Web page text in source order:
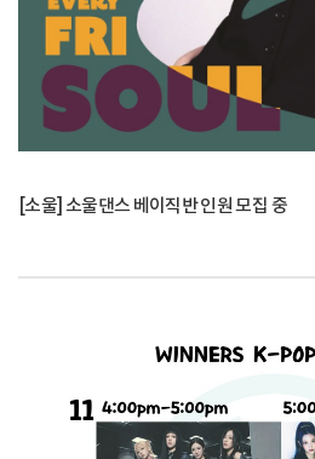
[소울] 소울댄스 베이직반 인원 모집 중